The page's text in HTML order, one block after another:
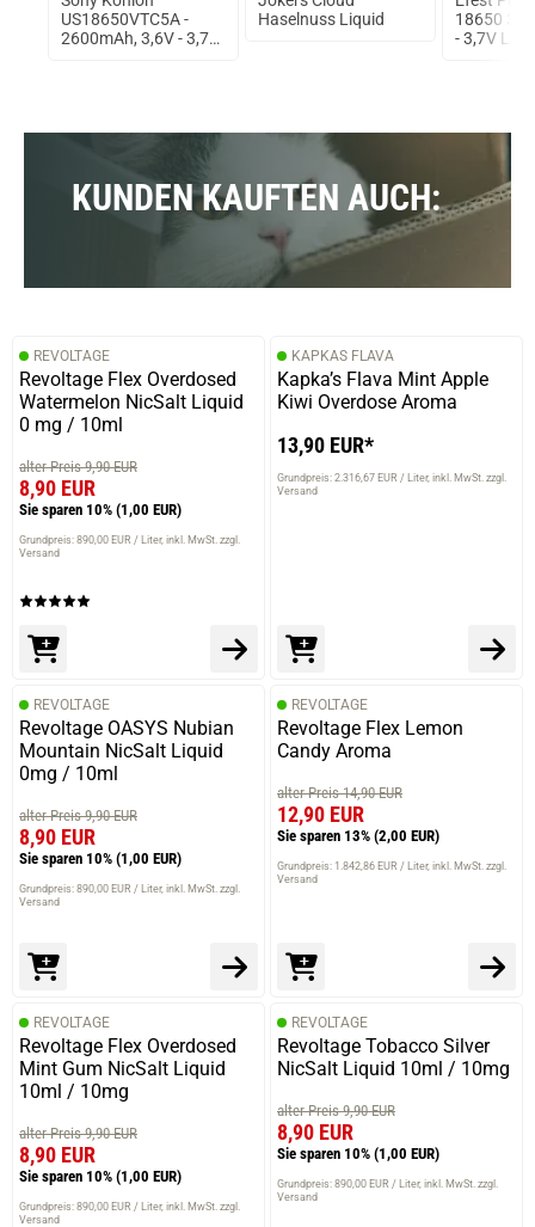
US18650VTC5A -
2600mAh, 3,6V - 3,7V
Haselnuss Liquid
18650
- 3,7V Li-
KUNDEN KAUFTEN AUCH:
REVOLTAGE
Revoltage Flex Overdosed
Watermelon NicSalt Liquid
0 mg / 10ml
alter Preis 9,90 EUR
8,90 EUR
Sie sparen 10% (1,00 EUR)
Grundpreis: 890,00 EUR / Liter inkl. MwSt. zzgl.
Versand
KAPKAS FLAVA
Kapka’s Flava Mint Apple
Kiwi Overdose Aroma
13,90 EUR*
Grundpreis: 2.316,67 EUR / Liter inkl. MwSt. zzgl.
Versand
REVOLTAGE
Revoltage OASYS Nubian
Mountain NicSalt Liquid
0mg / 10ml
alter Preis 9,90 EUR
8,90 EUR
Sie sparen 10% (1,00 EUR)
Grundpreis: 890,00 EUR / Liter inkl. MwSt. zzgl.
Versand
REVOLTAGE
Revoltage Flex Lemon
Candy Aroma
alter Preis 14,90 EUR
12,90 EUR
Sie sparen 13% (2,00 EUR)
Grundpreis: 1.842,86 EUR / Liter inkl. MwSt. zzgl.
Versand
REVOLTAGE
Revoltage Flex Overdosed
Mint Gum NicSalt Liquid
10ml / 10mg
alter Preis 9,90 EUR
8,90 EUR
Sie sparen 10% (1,00 EUR)
Grundpreis: 890,00 EUR / Liter inkl. MwSt. zzgl.
Versand
REVOLTAGE
Revoltage Tobacco Silver
NicSalt Liquid 10ml / 10mg
alter Preis 9,90 EUR
8,90 EUR
Sie sparen 10% (1,00 EUR)
Grundpreis: 890,00 EUR / Liter inkl. MwSt. zzgl.
Versand